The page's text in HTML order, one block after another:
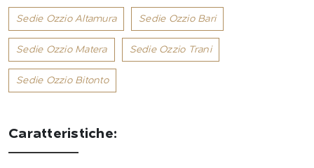
Sedie Ozzio Altamura Sedie Ozzio Bari
Sedie Ozzio Matera Sedie Ozzio Trani
Sedie Ozzio Bitonto
Caratteristiche: